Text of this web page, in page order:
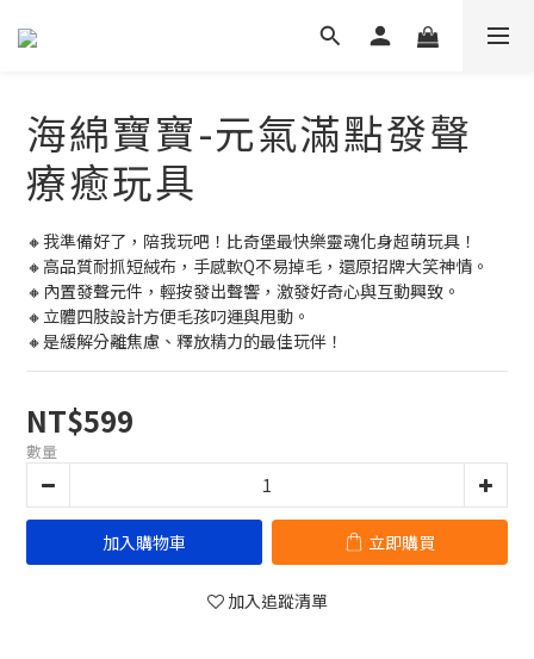
海綿寶寶-元氣滿點發聲
療癒玩具
🔸我準備好了，陪我玩吧！比奇堡最快樂靈魂化身超萌玩具！
🔸高品質耐抓短絨布，手感軟Q不易掉毛，還原招牌大笑神情。
🔸內置發聲元件，輕按發出聲響，激發好奇心與互動興致。
🔸立體四肢設計方便毛孩叼運與甩動。
🔸是緩解分離焦慮、釋放精力的最佳玩伴！
NT$599
數量
加入購物車 立即購買
加入追蹤清單